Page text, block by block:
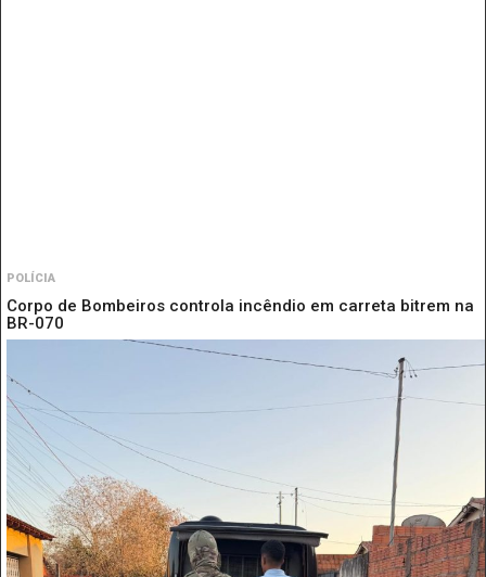
POLÍCIA
Corpo de Bombeiros controla incêndio em carreta bitrem na
BR-070